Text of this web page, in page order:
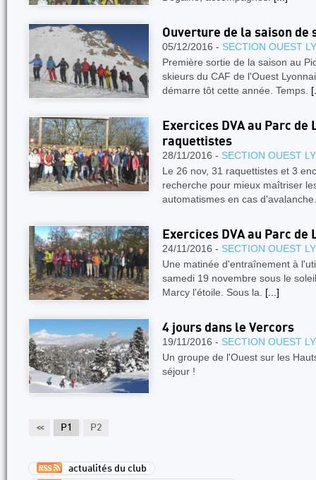
Ouverture de la saison de
05/12/2016 - SECTION OUEST
Première sortie de la saison au
skieurs du CAF de l'Ouest
démarre tôt cette année. Temps.
Exercices DVA au Parc
raquettistes
28/11/2016 - SECTION OUEST
Le 26 nov, 31 raquettistes et 3
recherche pour mieux maîtriser
automatismes en cas
Exercices DVA au Parc de
24/11/2016 - SECTION OUEST
Une matinée d'entraînement à
samedi 19 novembre sous le
Marcy l'étoile. Sous la. [...]
4 jours dans le Vercors
19/11/2016 - SECTION OUEST
Un groupe de l'Ouest sur les
séjour !
<< P1 P2
actualités du club